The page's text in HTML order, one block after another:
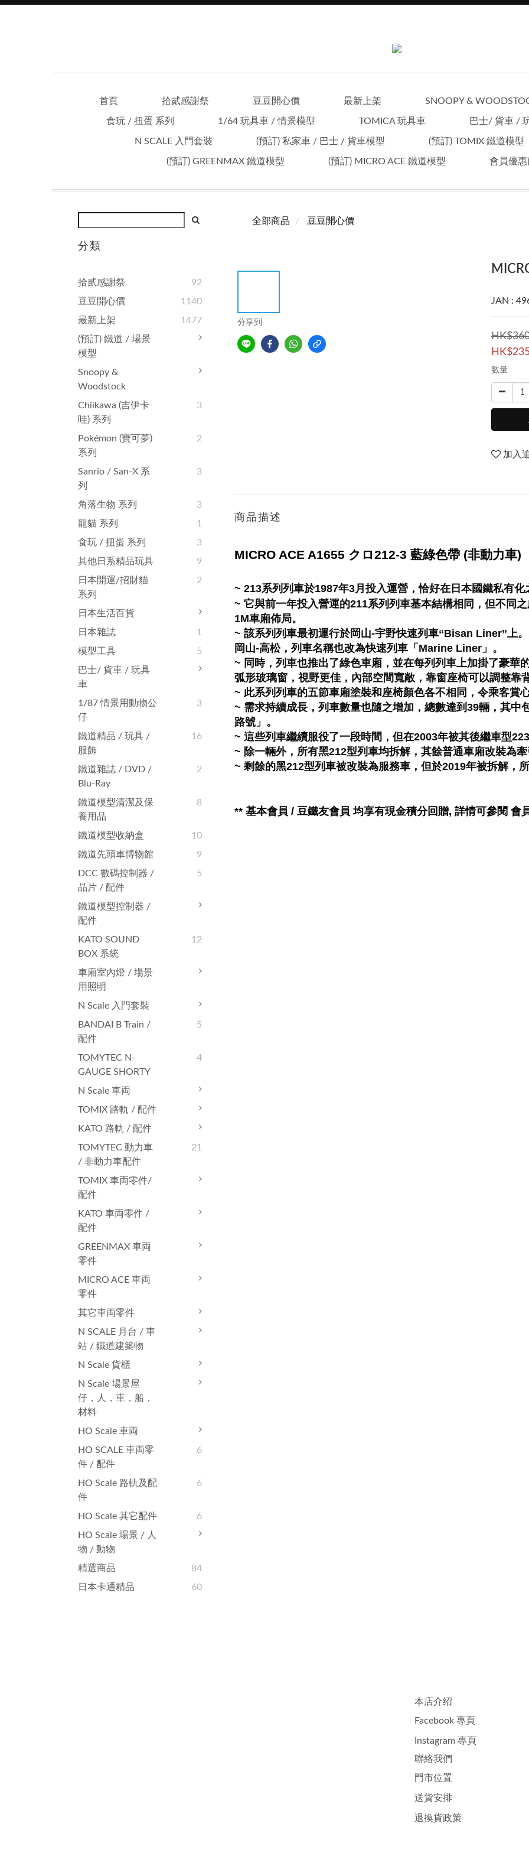
首頁 拾貳感謝祭 豆豆開心價 最新上架 SNOOPY &
食玩 / 扭蛋 系列 1/64 玩具車 / 情景模型 TOMICA 玩具車 巴士/ 貨車 /
N SCALE 入門套裝 (預訂) 私家車 / 巴士 / 貨車模型 (預訂) TOMIX 鐵道模型
(預訂) GREENMAX 鐵道模型 (預訂) MICRO ACE 鐵道模型 會員優惠
分類
拾貳感謝祭
92
豆豆開心價
1140
最新上架
1477
(預訂) 鐵道 / 場景
模型
Snoopy &
Woodstock
Chiikawa (吉伊卡
哇) 系列
3
Pokémon (寶可夢)
系列
2
Sanrio / San-X 系
列
3
角落生物 系列
3
龍貓 系列
1
食玩 / 扭蛋 系列
3
其他日系精品玩具
9
日本開運/招財貓
系列
2
日本生活百貨
日本雜誌
1
模型工具
5
巴士/ 貨車 / 玩具
車
1/87 情景用動物公
仔
3
鐵道精品 / 玩具 /
服飾
16
鐵道雜誌‬ / DVD /
Blu-Ray
2
鐵道模型清潔及保
養用品
8
鐵道模型收納盒
10
鐵道先頭車博物館
9
DCC 數碼控制器 /
晶片 / 配件
5
鐵道模型控制器 /
配件
KATO SOUND
BOX 系統
12
車廂室內燈 / 場景
用照明
N Scale 入門套裝
BANDAI B Train /
配件
5
TOMYTEC N-
GAUGE SHORTY
4
N Scale 車両
TOMIX 路軌 / 配件
KATO 路軌 / 配件
TOMYTEC 動力車
/ 非動力車配件
21
TOMIX 車両零件/
配件
KATO 車両零件 /
配件
GREENMAX 車両
零件
MICRO ACE 車両
零件
其它車両零件
N SCALE 月台 / 車
站 / 鐵道建築物
N Scale 貨櫃
N Scale 場景屋
仔，人，車，船，
材料
HO Scale 車両
HO SCALE 車両零
件 / 配件
6
HO Scale 路軌及配
件
6
HO Scale 其它配件
6
HO Scale 場景 / 人
物 / 動物
精選商品
84
日本卡通精品
60
全部商品 豆豆開心價
分享到
JAN :
數量
加入
商品描述
MICRO ACE A1655 クロ212-3 藍綠色帶 (非動力車)
~ 213系列列車於1987年3月投入運營，恰好在日本國鐵私有化
~ 它與前一年投入營運的211系列列車基本結構相同，但不同
1M車廂佈局。
~ 該系列列車最初運行於岡山-宇野快速列車“Bisan Liner”上
岡山-高松，列車名稱也改為快速列車「Marine Liner」。
~ 同時，列車也推出了綠色車廂，並在每列列車上加掛了豪華
弧形玻璃窗，視野更佳，內部空間寬敞，靠窗座椅可以調整靠
~ 此系列列車的五節車廂塗裝和座椅顏色各不相同，令乘客賞心
~ 需求持續成長，列車數量也隨之增加，總數達到39輛，其中
路號」。
~ 這些列車繼續服役了一段時間，但在2003年被其後繼車型
~ 除一輛外，所有黑212型列車均拆解，其餘普通車廂改裝為
~ 剩餘的黑212型列車被改裝為服務車，但於2019年被拆解，
** 基本會員 / 豆鐵友會員 均享有現金積分回贈, 詳情可參閱 會
本店介绍
Facebook 專頁
Instagram 專頁
聯絡我們
門市位置
送貨安排
退換貨政策